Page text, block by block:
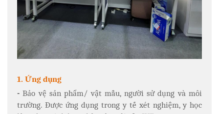
1. Ứng dụng
-Bảo vệ sản phẩm/ vật mẫu, người sử dụng và môi
trường. Được ứng dụng trong y tế xét nghiệm, y học